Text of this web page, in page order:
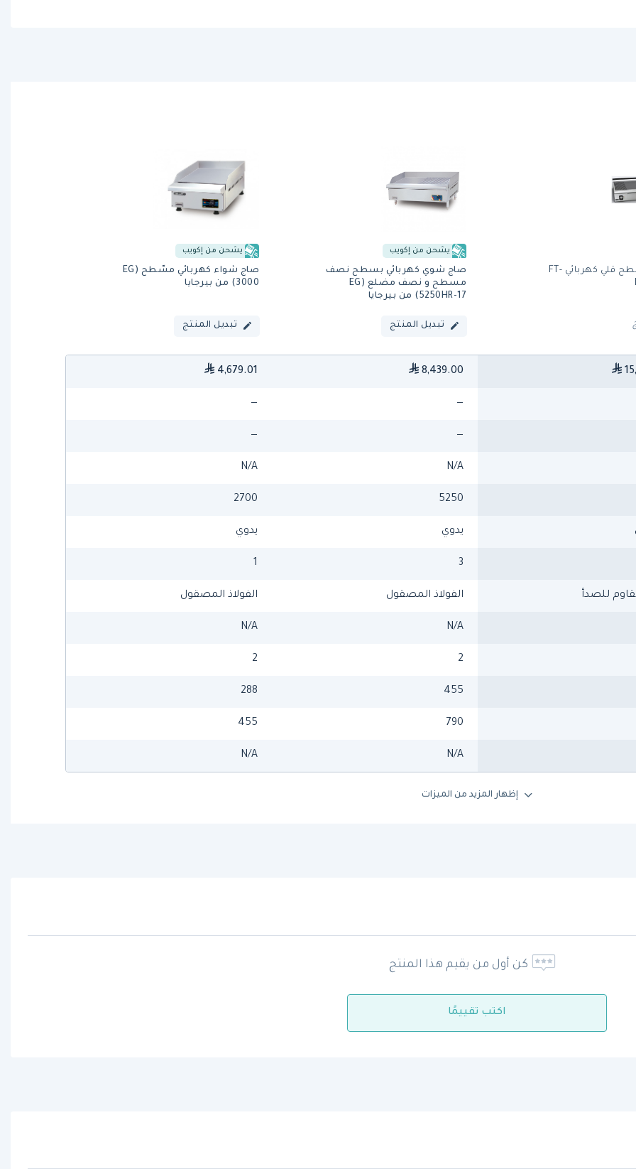
Fagor سطح قلي كهربائي FT-
يشحن من إكويب
صاج شوي كهربائي بسطح نصف
مسطح و نصف مضلع (EG
5250HR-17) من بيرجايا
تبديل المنتج
يشحن من إكويب
صاج شواء كهربائي مسّطح (EG
3000) من بيرجايا
تبديل المنتج
8,439.00
4,679.01
—
—
—
—
N/A
N/A
5250
2700
يدوي يدوي
3
1
للصدأ الفولاذ المصقول الفولاذ المصقول
N/A
N/A
2
2
455
288
790
455
N/A
N/A
إظهار المزيد من الميزات
كن أول من يقيم هذا المنتج
اكتب تقييمًا